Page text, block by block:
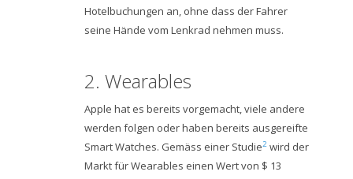
Hotelbuchungen an, ohne dass der Fahrer
seine Hände vom Lenkrad nehmen muss.
2. Wearables
Apple hat es bereits vorgemacht, viele andere
werden folgen oder haben bereits ausgereifte
Smart Watches. Gemäss einer Studie2 wird der
Markt für Wearables einen Wert von $ 13